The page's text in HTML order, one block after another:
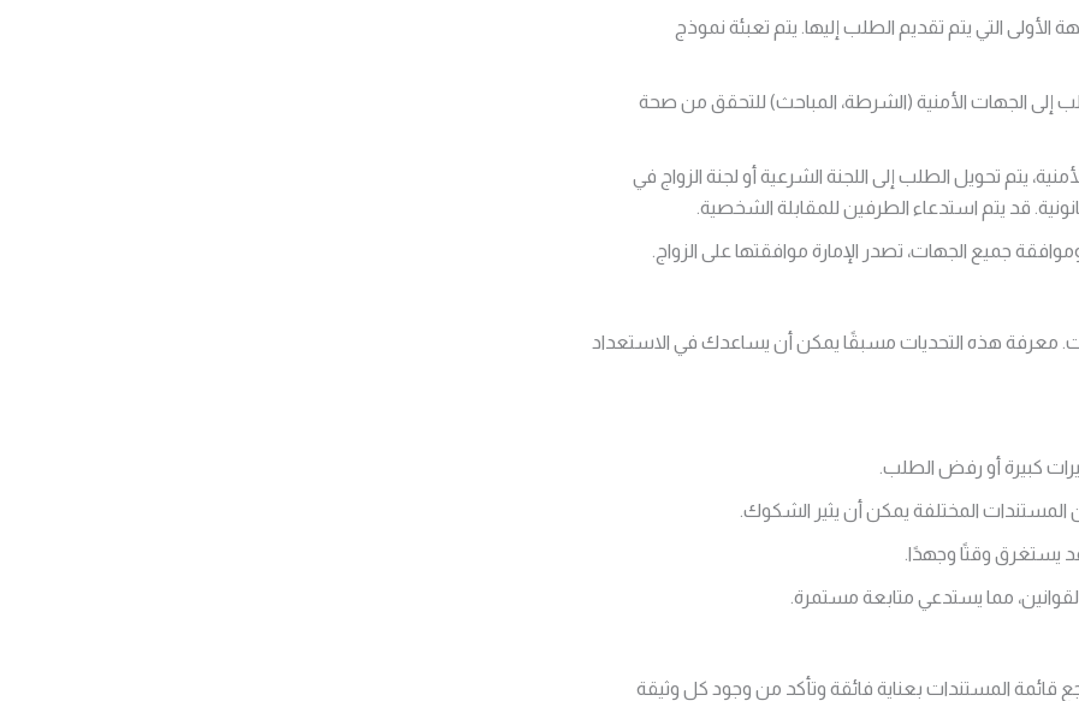
الأولى التي يتم تقديم الطلب إليها. يتم تعبئة نموذج
إلى الجهات الأمنية (الشرطة، المباحث) للتحقق من صحة
يتم تحويل الطلب إلى اللجنة الشرعية أو لجنة الزواج في
قد يتم استدعاء الطرفين للمقابلة الشخصية.
جميع الجهات، تصدر الإمارة موافقتها على الزواج.
معرفة هذه التحديات مسبقًا يمكن أن يساعدك في الاستعداد
كبيرة أو رفض الطلب.
المستندات المختلفة يمكن أن يثير الشكوك.
يستغرق وقتًا وجهدًا.
مما يستدعي متابعة مستمرة.
قائمة المستندات بعناية فائقة وتأكد من وجود كل وثيقة